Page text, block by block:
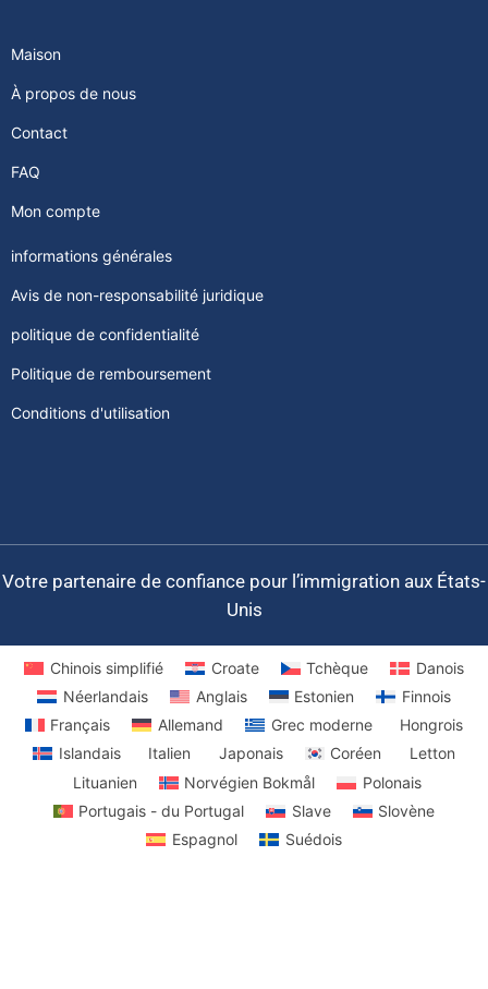
Maison
À propos de nous
Contact
FAQ
Mon compte
informations générales
Avis de non-responsabilité juridique
politique de confidentialité
Politique de remboursement
Conditions d'utilisation
Votre partenaire de confiance pour l’immigration aux États-
Unis
Chinois simplifié Croate Tchèque
Danois
Néerlandais
Anglais Estonien
Finnois
Français
Allemand Grec moderne
Hongrois
Islandais
Italien Japonais Coréen
Letton
Lituanien
Norvégien Bokmål
Polonais
Portugais - du Portugal
Slave
Slovène
Espagnol
Suédois